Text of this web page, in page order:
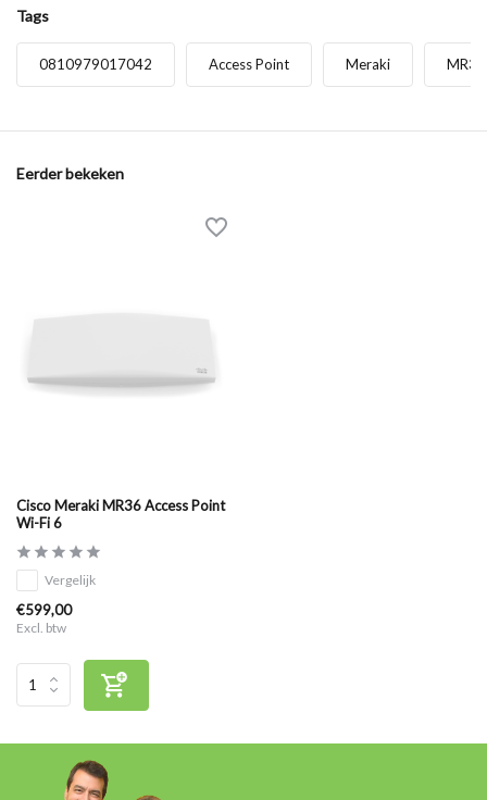
Tags
0810979017042 Access Point Meraki
Eerder bekeken
Cisco Meraki MR36 Access Point
Wi-Fi 6
Vergelijk
€599,00
Excl. btw